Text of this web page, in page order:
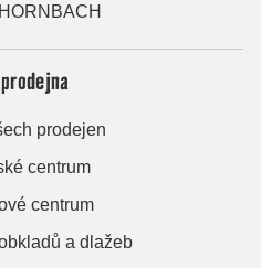
prodejen
centrum
centrum
a dlažeb